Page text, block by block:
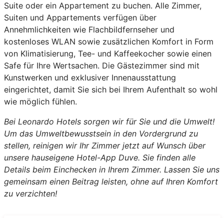
Suite oder ein Appartement zu buchen. Alle Zimmer,
Suiten und Appartements verfügen über
Annehmlichkeiten wie Flachbildfernseher und
kostenloses WLAN sowie zusätzlichen Komfort in Form
von Klimatisierung, Tee- und Kaffeekocher sowie einen
Safe für Ihre Wertsachen. Die Gästezimmer sind mit
Kunstwerken und exklusiver Innenausstattung
eingerichtet, damit Sie sich bei Ihrem Aufenthalt so wohl
wie möglich fühlen.
Bei Leonardo Hotels sorgen wir für Sie und die Umwelt!
Um das Umweltbewusstsein in den Vordergrund zu
stellen, reinigen wir Ihr Zimmer jetzt auf Wunsch über
unsere hauseigene Hotel-App Duve. Sie finden alle
Details beim Einchecken in Ihrem Zimmer. Lassen Sie uns
gemeinsam einen Beitrag leisten, ohne auf Ihren Komfort
zu verzichten!